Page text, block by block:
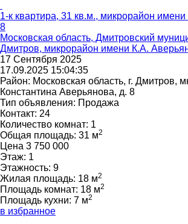
1-к квартира, 31 кв.м., микрорайон
8
Московская область, Дмитровский
Дмитров, микрорайон имени К.А.
17 Сентября 2025
17.09.2025 15:04:35
Район: Московская область, г. Дмитров,
Константина Аверьянова, д. 8
Тип объявления: Продажа
Контакт: 24
Количество комнат: 1
Общая площадь: 31 м2
Цена 3 750 000
Этаж: 1
Этажность: 9
Жилая площадь: 18 м2
Площадь комнат: 18 м2
Площадь кухни: 7 м2
в избранное